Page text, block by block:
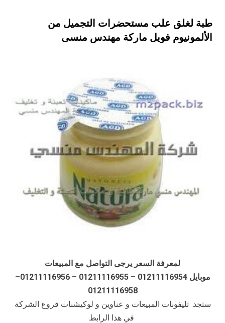
طبة لغلق علب مستحضرات التجميل من
الألمونيوم فويل ماركة مهندس منسى
لمعرفة السعر يرجى التواصل مع المبيعات
موبايل 01211116954 – 01211116955 – 01211116956–
01211116958
ستجد تليفونات المبيعات و عناوين و لوكيشنات فروع الشركة
في هذا الرابط